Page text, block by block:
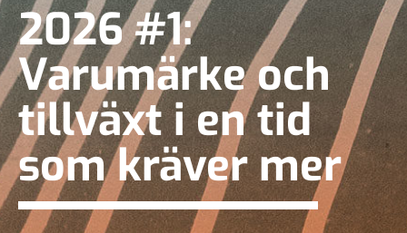
2026 #1:
Varumärke och
tillväxt i en tid
som kräver mer